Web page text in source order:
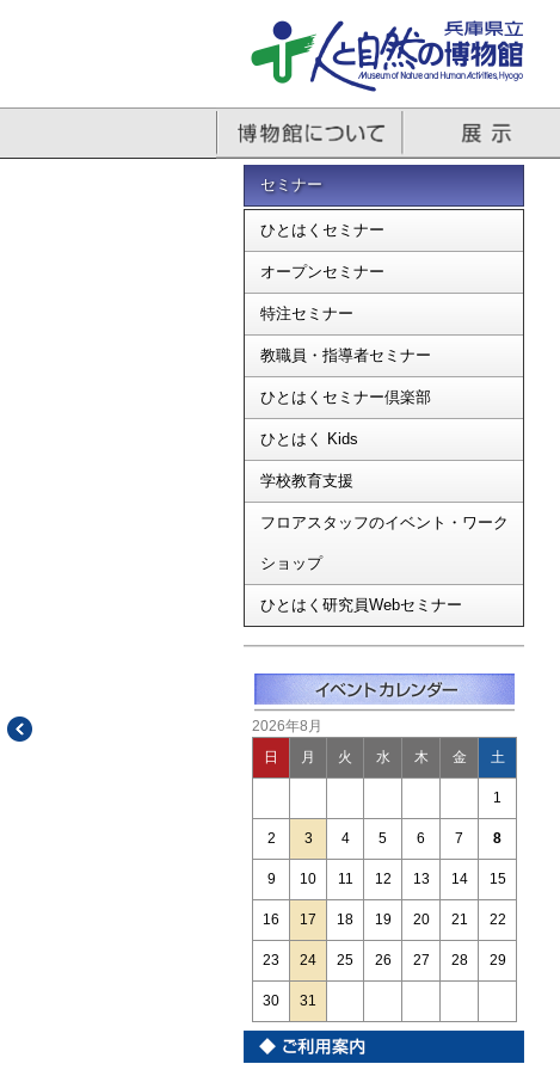
セミナー
ひとはくセミナー
オープンセミナー
特注セミナー
教職員・指導者セミナー
ひとはくセミナー倶楽部
ひとはく Kids
学校教育支援
フロアスタッフのイベント・ワーク
ショップ
ひとはく研究員Webセミナー
2026年8月
日 月 火 水 木 金 土
1
2 3 4 5 6 7 8
9 10 11 12 13 14 15
16 17 18 19 20 21 22
23 24 25 26 27 28 29
30 31